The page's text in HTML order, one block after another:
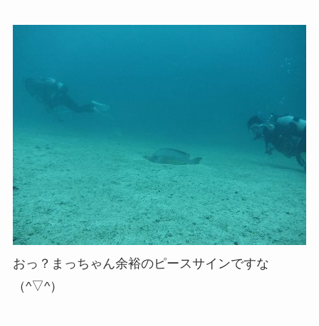
おっ？まっちゃん余裕のピースサインですな
（^▽^）